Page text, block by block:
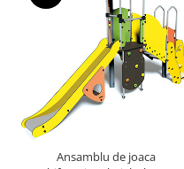
Ansamblu de joaca